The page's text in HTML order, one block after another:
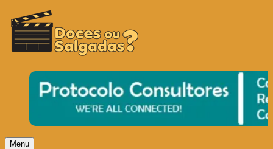
DOCES OU SALGADAS?
O Cinema? Uma Paixão!!
Menu